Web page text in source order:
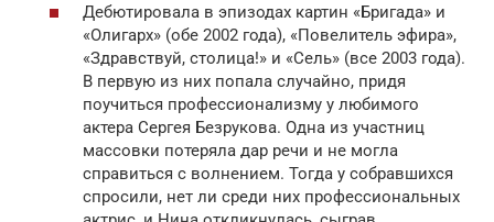
Дебютировала в эпизодах картин «Бригада» и
«Олигарх» (обе 2002 года), «Повелитель эфира»,
«Здравствуй, столица!» и «Сель» (все 2003 года).
В первую из них попала случайно, придя
поучиться профессионализму у любимого
актера Сергея Безрукова. Одна из участниц
массовки потеряла дар речи и не могла
справиться с волнением. Тогда у собравшихся
спросили, нет ли среди них профессиональных